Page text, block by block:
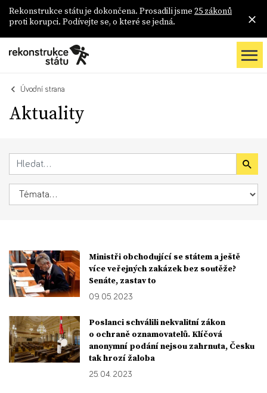
Rekonstrukce státu je dokončena. Prosadili jsme 25 zákonů
proti korupci. Podívejte se, o které se jedná.
Úvodní strana
Aktuality
Ministři obchodující se státem a ještě
více veřejných zakázek bez soutěže?
Senáte, zastav to
09. 05. 2023
Poslanci schválili nekvalitní zákon
o ochraně oznamovatelů. Klíčová
anonymní podání nejsou zahrnuta, Česku
tak hrozí žaloba
25. 04. 2023